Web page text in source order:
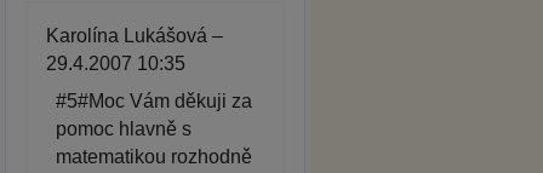
Karolína Lukášová –
29.4.2007 10:35
#5#Moc Vám děkuji za
pomoc hlavně s
matematikou rozhodně